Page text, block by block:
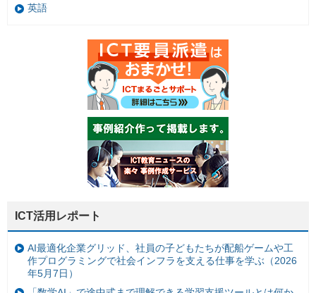
英語
ICT活用レポート
AI最適化企業グリッド、社員の子どもたちが配船ゲームや工
作プログラミングで社会インフラを支える仕事を学ぶ（2026
年5月7日）